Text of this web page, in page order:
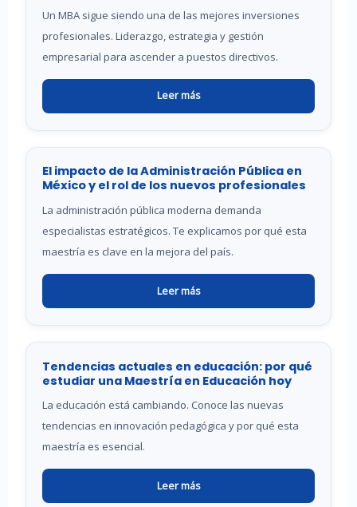
Un MBA sigue siendo una de las mejores inversiones
profesionales. Liderazgo, estrategia y gestión
empresarial para ascender a puestos directivos.
Leer más
El impacto de la Administración Pública en
México y el rol de los nuevos profesionales
La administración pública moderna demanda
especialistas estratégicos. Te explicamos por qué esta
maestría es clave en la mejora del país.
Leer más
Tendencias actuales en educación: por qué
estudiar una Maestría en Educación hoy
La educación está cambiando. Conoce las nuevas
tendencias en innovación pedagógica y por qué esta
maestría es esencial.
Leer más